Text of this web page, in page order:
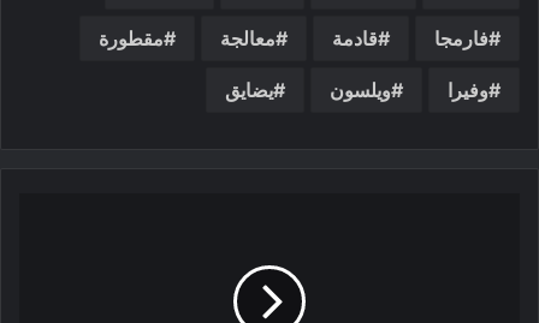
فارمجا قادمة معالجة مقطورة
وفيرا ويلسون يضايق